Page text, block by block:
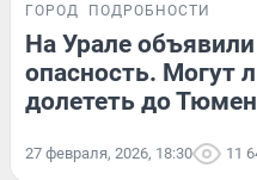
ГОРОД ПОДРОБНОСТИ
На Урале
опасность. Могут
долететь до
27 февраля, 2026, 18:30 11